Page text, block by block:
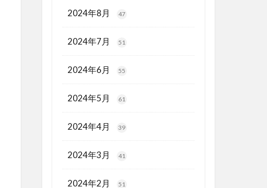
2024年8月 47
2024年7月 51
2024年6月 55
2024年5月 61
2024年4月 39
2024年3月 41
2024年2月 51